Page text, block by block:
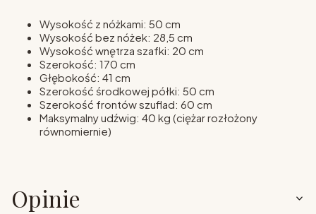
Wysokość z nóżkami: 50 cm
Wysokość bez nóżek: 28,5 cm
Wysokość wnętrza szafki: 20 cm
Szerokość: 170 cm
Głębokość: 41 cm
Szerokość środkowej półki: 50 cm
Szerokość frontów szuflad: 60 cm
Maksymalny udźwig: 40 kg (ciężar rozłożony
równomiernie)
Opinie